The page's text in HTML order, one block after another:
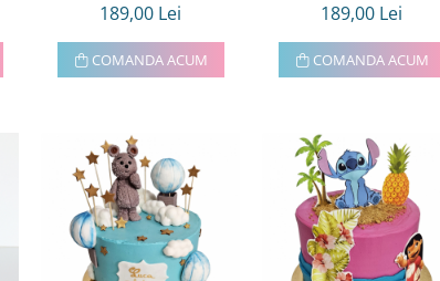
189,00 Lei
COMANDA ACUM
189,00 Lei
COMANDA ACUM